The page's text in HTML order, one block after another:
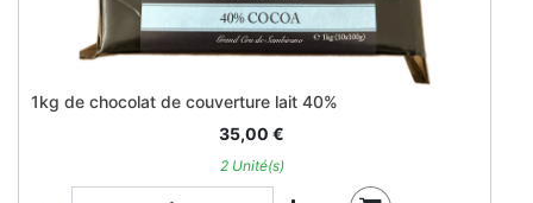
1kg de chocolat de couverture lait 40%
35,00 €
2 Unité(s)